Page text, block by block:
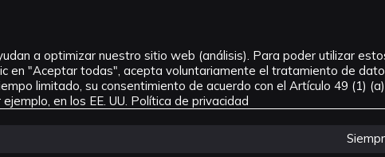
a optimizar nuestro sitio web (análisis). Para poder utilizar
en "Aceptar todas", acepta voluntariamente el tratamiento de
limitado, su consentimiento de acuerdo con el Artículo 49 (1)
en los EE. UU. Política de privacidad